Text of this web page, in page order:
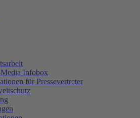
Infobox
für Pressevertreter